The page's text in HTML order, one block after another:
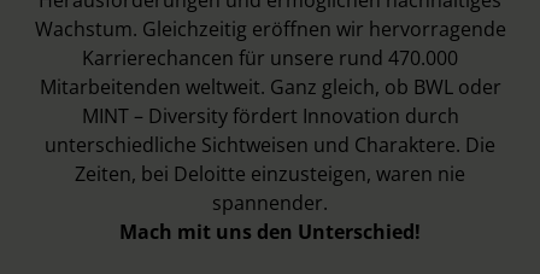
Wachstum. Gleichzeitig eröffnen wir hervorragende
Karrierechancen für unsere rund 470.000
Mitarbeitenden weltweit. Ganz gleich, ob BWL oder
MINT – Diversity fördert Innovation durch
unterschiedliche Sichtweisen und Charaktere. Die
Zeiten, bei Deloitte einzusteigen, waren nie
spannender.
Mach mit uns den Unterschied!